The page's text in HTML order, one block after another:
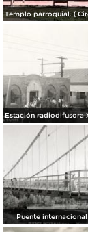
Puente internacional